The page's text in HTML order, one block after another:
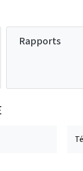
Rapports